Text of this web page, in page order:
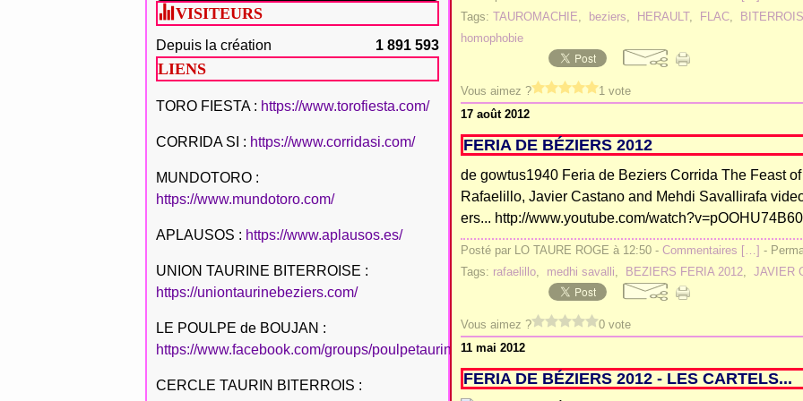
VISITEURS
Depuis la création 1 891 593
LIENS
TORO FIESTA : https://www.torofiesta.com/
CORRIDA SI : https://www.corridasi.com/
MUNDOTORO :
https://www.mundotoro.com/
APLAUSOS : https://www.aplausos.es/
UNION TAURINE BITERROISE :
https://uniontaurinebeziers.com/
LE POULPE de BOUJAN :
https://www.facebook.com/groups/poulpetaurinboujan/
CERCLE TAURIN BITERROIS :
Tags: TAUROMACHIE, beziers, HERAULT, FLAC,
BITERROIS
homophobie
Vous aimez ?
1 vote
17 août 2012
FERIA DE BÉZIERS 2012
de gowtus1940 Feria de Beziers Corrida The Feast
Rafaelillo, Javier Castano and Mehdi Savallirafa
ers... http://www.youtube.com/
Posté par LO TAURE ROGE à 12:50 - Commentaires […] -
Tags: rafaelillo, medhi savalli, BEZIERS FERIA 2012, JAVIER
Vous aimez ?
0 vote
11 mai 2012
FERIA DE BÉZIERS 2012 - LES CARTELS...